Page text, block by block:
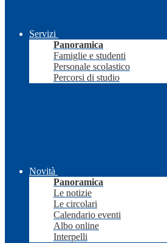
Servizi
Panoramica
Famiglie e studenti
Personale scolastico
Percorsi di studio
Novità
Panoramica
Le notizie
Le circolari
Calendario eventi
Albo online
Interpelli